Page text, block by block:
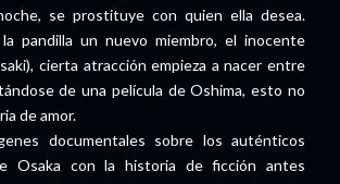
se prostituye con quien ella desea.
pandilla un nuevo miembro, el inocente
cierta atracción empieza a nacer entre
de una película de Oshima, esto no
de amor.
documentales sobre los auténticos
Osaka con la historia de ficción antes